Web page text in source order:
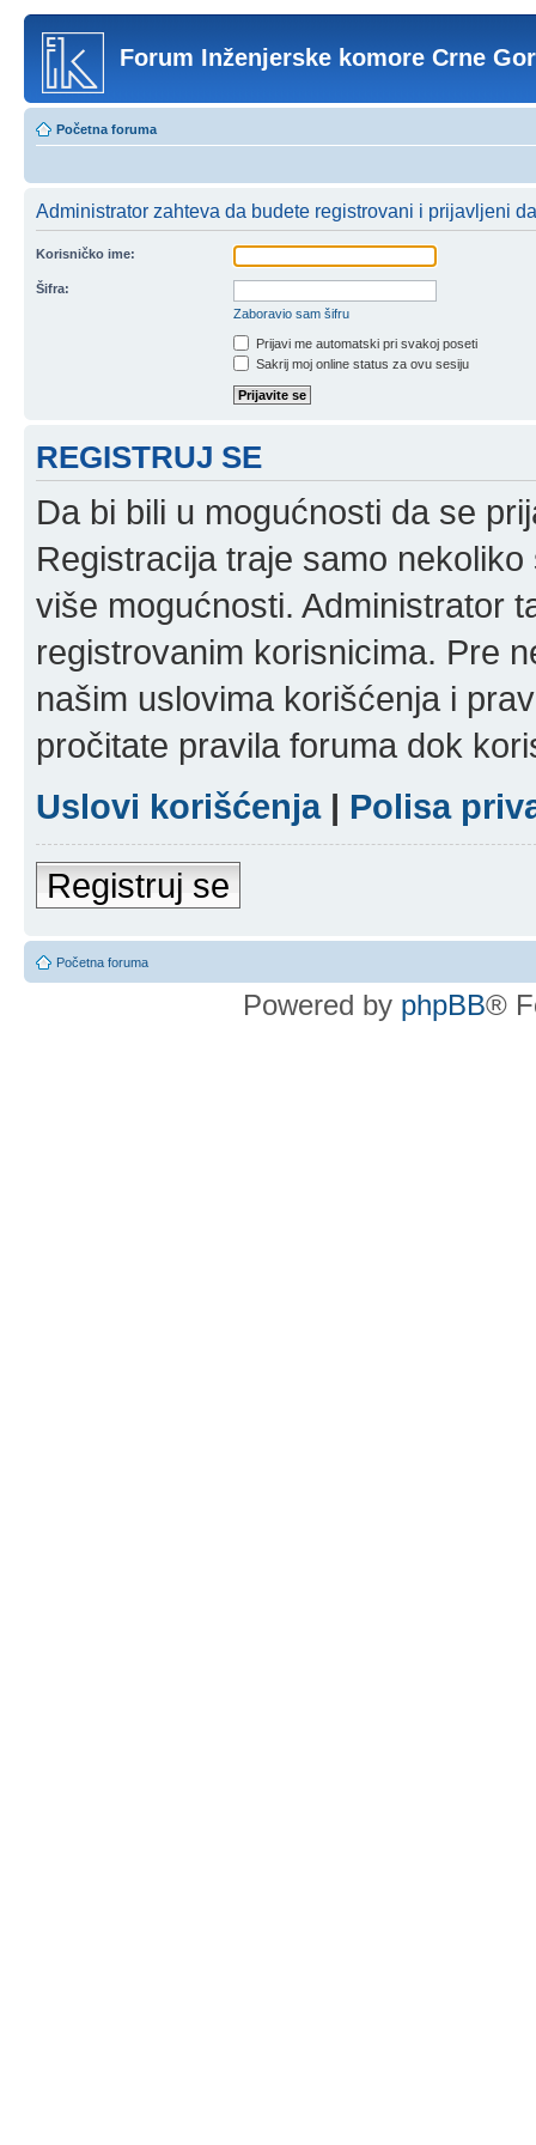
Forum Inženjerske komore Crne
Početna foruma
Administrator zahteva da budete registrovani i prijavljeni
Korisničko ime:
Šifra:
Zaboravio sam šifru
Prijavi me automatski pri svakoj poseti
Sakrij moj online status za ovu sesiju
REGISTRUJ SE
Da bi bili u mogućnosti da se
Registracija traje samo
više mogućnosti. Administrator
registrovanim korisnicima. Pre
našim uslovima korišćenja i
pročitate pravila foruma dok
Uslovi korišćenja| Polisa
Registruj se
Početna foruma
Powered by phpBB®